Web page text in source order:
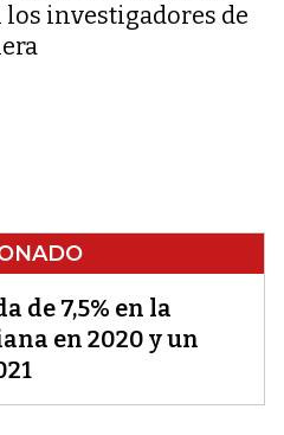
investigadores de
de 7,5% en la
en 2020 y un